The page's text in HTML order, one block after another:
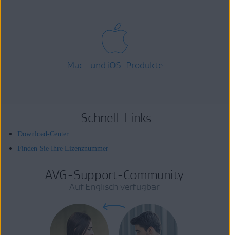
Mac- und iOS-Produkte
Schnell-Links
Download-Center
Finden Sie Ihre Lizenznummer
AVG-Support-Community
Auf Englisch verfügbar